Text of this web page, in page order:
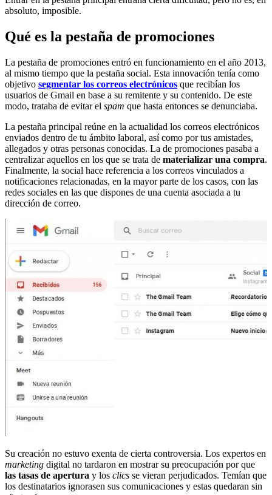
absoluto, imposible.
Qué es la pestaña de promociones
La pestaña de promociones entró en funcionamiento en el año 2013,
al mismo tiempo que la pestaña social. Esta innovación tenía como
objetivo segmentar los correos electrónicos que recibían los
usuarios de Gmail en base a su remitente y su contenido. De este
modo, trataba de evitar el spam que hasta entonces se denunciaba.
La pestaña principal reúne en la actualidad los correos electrónicos
enviados dentro de tu ámbito laboral, así como por tus amistades,
allegados y otras personas conocidas. La de promociones pasaba a
centralizar aquellos en los que se trata de materializar una compra.
Finalmente, la social hace referencia a los correos vinculados a
notificaciones relacionadas, en la mayor parte de los casos, con las
redes sociales en las que dispones de una cuenta asociada a tu
dirección de correo.
Su creación no estuvo exenta de cierta controversia. Los expertos en
marketing digital no tardaron en mostrar su preocupación por que
las tasas de apertura y los clics se vieran perjudicados. Temían que
los destinatarios ignorasen sus comunicaciones y estas quedaran sin